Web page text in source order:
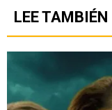
LEE TAMBIÉN